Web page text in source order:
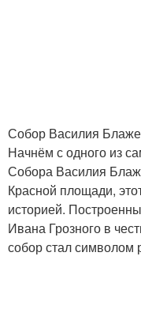
Собор Василия
Начнём с одного из
Собора Василия
Красной площади,
историей.
Ивана Грозного в
собор стал символом